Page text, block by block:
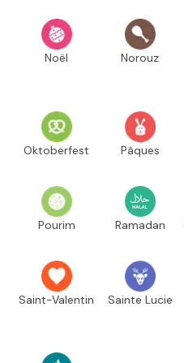
Noël Norouz
Oktoberfest Pâques
Pourim Ramadan
Saint-Valentin Sainte Lucie